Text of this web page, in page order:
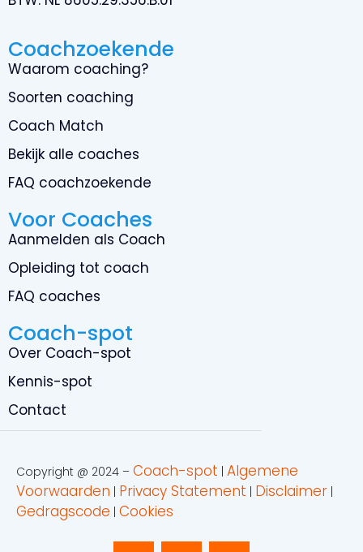
Coachzoekende
Waarom coaching?
Soorten coaching
Coach Match
Bekijk alle coaches
FAQ coachzoekende
Voor Coaches
Aanmelden als Coach
Opleiding tot coach
FAQ coaches
Coach-spot
Over Coach-spot
Kennis-spot
Contact
Copyright @ 2024 – Coach-spot | Algemene
Voorwaarden | Privacy Statement | Disclaimer |
Gedragscode | Cookies